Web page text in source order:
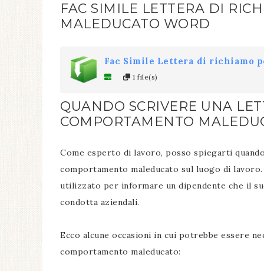
FAC SIMILE LETTERA DI
MALEDUCATO WORD
Fac Simile Lettera di richiamo
1 file(s)
QUANDO SCRIVERE UNA
COMPORTAMENTO
Come esperto di lavoro, posso spiegarti
comportamento maleducato sul luogo di
utilizzato per informare un dipendente che il
condotta aziendali.
Ecco alcune occasioni in cui potrebbe essere
comportamento maleducato: